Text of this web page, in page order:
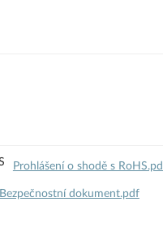
Prohlášení o shodě s
Bezpečnostní dokument.pdf